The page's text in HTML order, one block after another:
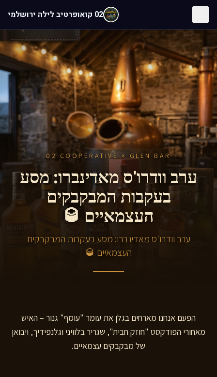
דלג לתוכן הראשי
02 קואופרטיב לילה ירושלמי
02 COOPERATIVE × GLEN BAR
ערב וודרו'ס מאדינברו: מסע
בעקבות המבקבקים
העצמאיים 🥃
ערב וודרו'ס מאדינברו: מסע בעקבות המבקבקים
העצמאיים 🥃
הפעם אנחנו מארחים בגלן את עומר "עומף" גנור – האיש
מאחורי הפודקסט "חוזק חבית", שגריר בלוויני וגלנפידיך, ויבואן
של מבקבקים עצמאיים.